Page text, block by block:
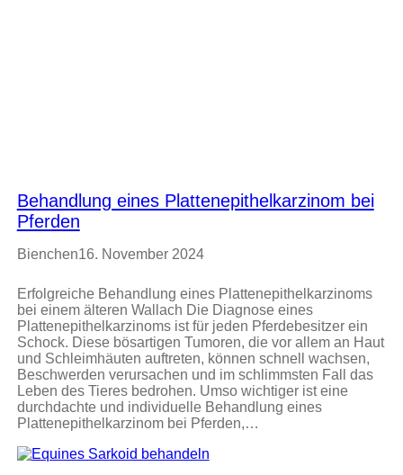
Behandlung eines Plattenepithelkarzinom bei
Pferden
Bienchen16. November 2024
Erfolgreiche Behandlung eines Plattenepithelkarzinoms
bei einem älteren Wallach Die Diagnose eines
Plattenepithelkarzinoms ist für jeden Pferdebesitzer ein
Schock. Diese bösartigen Tumoren, die vor allem an Haut
und Schleimhäuten auftreten, können schnell wachsen,
Beschwerden verursachen und im schlimmsten Fall das
Leben des Tieres bedrohen. Umso wichtiger ist eine
durchdachte und individuelle Behandlung eines
Plattenepithelkarzinom bei Pferden,…